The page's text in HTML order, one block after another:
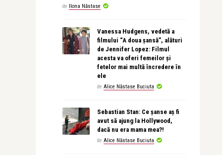
de Ilona Năstase
Vanessa Hudgens, vedetă a
filmului “A doua șansă”, alături
de Jennifer Lopez: Filmul
acesta va oferi femeilor și
fetelor mai multă încredere în
ele
de Alice Năstase Buciuta
Sebastian Stan: Ce șanse aș fi
avut să ajung la Hollywood,
dacă nu era mama mea?!
de Alice Năstase Buciuta